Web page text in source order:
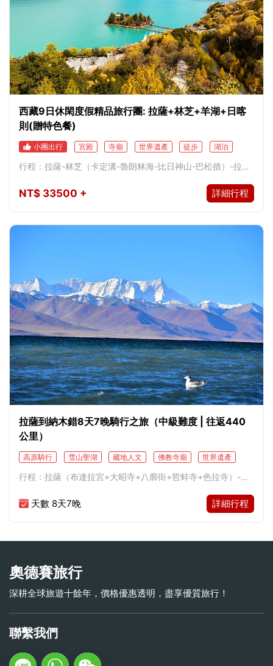
西藏9日休閑度假精品旅行團: 拉薩+林芝+羊湖+日喀
則(贈特色餐)
小團出行 宮殿 寺廟 世界遺產 徒步
湖泊
建築
古跡 自然風光 曆史文化 冰川
藏文化體驗
行程：拉薩-林芝（卡定溝-魯朗林海-比日神山-巴松措）-拉薩
卓雍措）-日喀則（卡若拉冰川-扎什倫布寺）-拉薩
NT$ 33500 + 詳細行程
拉薩到納木錯8天7晚騎行之旅（中級難度 | 往返440
公里）
高原騎行 雪山聖湖 藏地人文 佛教寺廟 世界遺產
行程：拉薩（布達拉宮+大昭寺+八廓街+哲蚌寺+色拉寺）-当
天數 8天7晚 詳細行程
奧德賽旅行
深耕全球旅遊十餘年，價格優惠透明，盡享優質旅行！
聯繫我們